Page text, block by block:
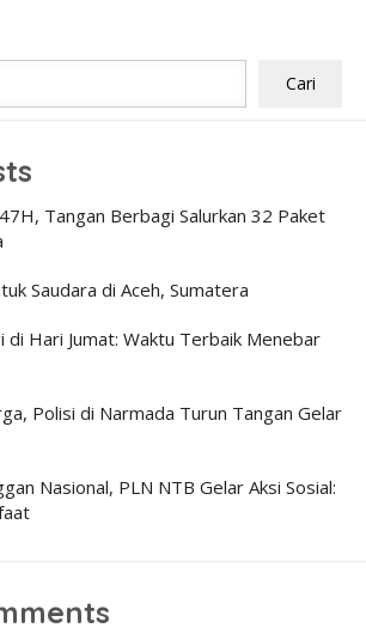
Cari
Tangan Berbagi Salurkan 32 Paket
Saudara di Aceh, Sumatera
di Hari Jumat: Waktu Terbaik Menebar
Polisi di Narmada Turun Tangan Gelar
Nasional, PLN NTB Gelar Aksi Sosial: